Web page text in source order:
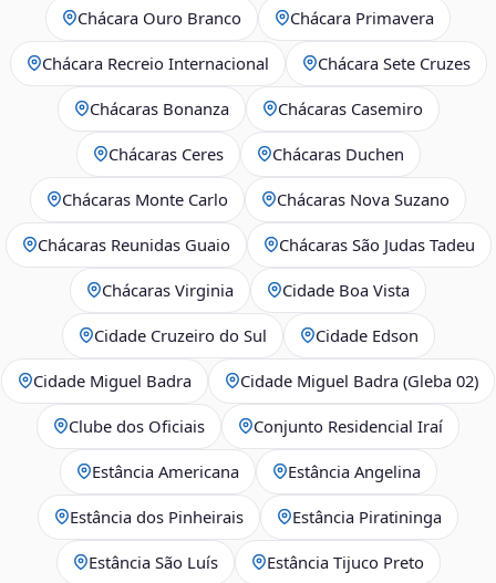
Chácara Ouro Branco Chácara Primavera
Chácara Recreio Internacional Chácara Sete Cruzes
Chácaras Bonanza Chácaras Casemiro
Chácaras Ceres Chácaras Duchen
Chácaras Monte Carlo Chácaras Nova Suzano
Chácaras Reunidas Guaio Chácaras São Judas Tadeu
Chácaras Virginia Cidade Boa Vista
Cidade Cruzeiro do Sul Cidade Edson
Cidade Miguel Badra Cidade Miguel Badra (Gleba 02)
Clube dos Oficiais Conjunto Residencial Iraí
Estância Americana Estância Angelina
Estância dos Pinheirais Estância Piratininga
Estância São Luís Estância Tijuco Preto